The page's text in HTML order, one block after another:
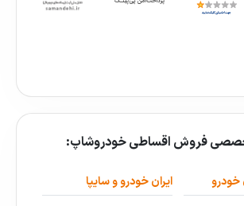
فروش اقساطی خودروشاپ:
خودرو ایران خودرو و سایپا